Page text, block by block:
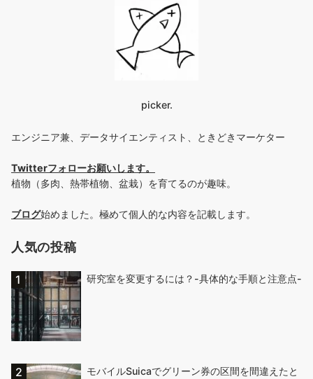
picker.
エンジニア兼、データサイエンティスト、ときどきマーケター
Twitterフォローお願いします。
植物（多肉、熱帯植物、盆栽）を育てるのが趣味。
ブログ始めました。極めて個人的な内容を記載します。
人気の投稿
研究室を変更するには？-具体的な手順と注意点-
モバイルSuicaでグリーン券の区間を間違えたと